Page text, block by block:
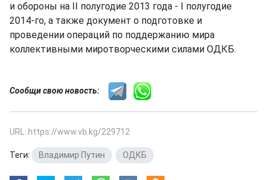
и обороны на II полугодие 2013 года - I полугодие
2014-го, а также документ о подготовке и
проведении операций по поддержанию мира
коллективными миротворческими силами ОДКБ.
Сообщи свою новость:
URL: https://www.vb.kg/229712
Теги: Владимир Путин ОДКБ